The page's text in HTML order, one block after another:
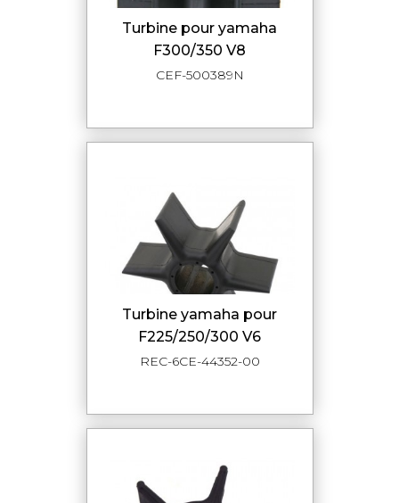
turbine pour yamaha
F300/350 V8
CEF-500389N
turbine yamaha pour
F225/250/300 V6
REC-6CE-44352-00